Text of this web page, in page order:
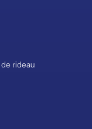
rideau